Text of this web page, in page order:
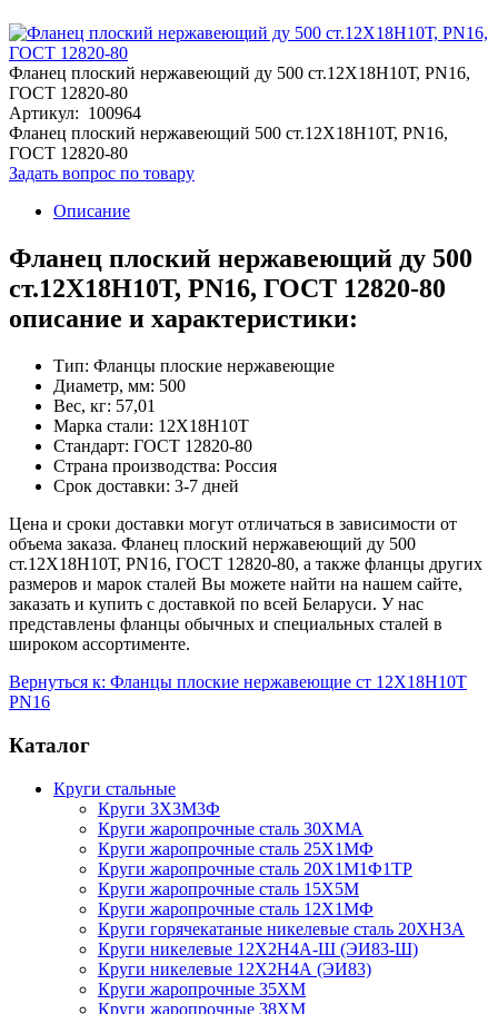
Фланец плоский нержавеющий ду 500 ст.12Х18Н10Т, PN16,
ГОСТ 12820-80
Артикул: 100964
Фланец плоский нержавеющий 500 ст.12Х18Н10Т, PN16,
ГОСТ 12820-80
Задать вопрос по товару
Описание
Фланец плоский нержавеющий ду 500
ст.12Х18Н10Т, PN16, ГОСТ 12820-80
описание и характеристики:
Тип: Фланцы плоские нержавеющие
Диаметр, мм: 500
Вес, кг: 57,01
Марка стали: 12Х18Н10Т
Стандарт: ГОСТ 12820-80
Страна производства: Россия
Срок доставки: 3-7 дней
Цена и сроки доставки могут отличаться в зависимости от
объема заказа. Фланец плоский нержавеющий ду 500
ст.12Х18Н10Т, PN16, ГОСТ 12820-80, а также фланцы других
размеров и марок сталей Вы можете найти на нашем сайте,
заказать и купить с доставкой по всей Беларуси. У нас
представлены фланцы обычных и специальных сталей в
широком ассортименте.
Вернуться к: Фланцы плоские нержавеющие ст 12Х18Н10Т
PN16
Каталог
Круги стальные
Круги 3Х3М3Ф
Круги жаропрочные сталь 30ХМА
Круги жаропрочные сталь 25Х1МФ
Круги жаропрочные сталь 20Х1М1Ф1ТР
Круги жаропрочные сталь 15Х5М
Круги жаропрочные сталь 12Х1МФ
Круги горячекатаные никелевые сталь 20ХН3А
Круги никелевые 12Х2Н4А-Ш (ЭИ83-Ш)
Круги никелевые 12Х2Н4А (ЭИ83)
Круги жаропрочные 35ХМ
Круги жаропрочные 38ХМ